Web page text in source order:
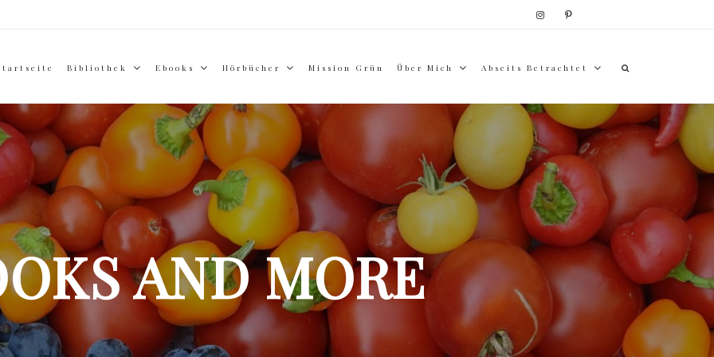
Bibliothek Ebooks Hörbücher Mission Grün Über Mich Abseits Betrachtet
AND MORE